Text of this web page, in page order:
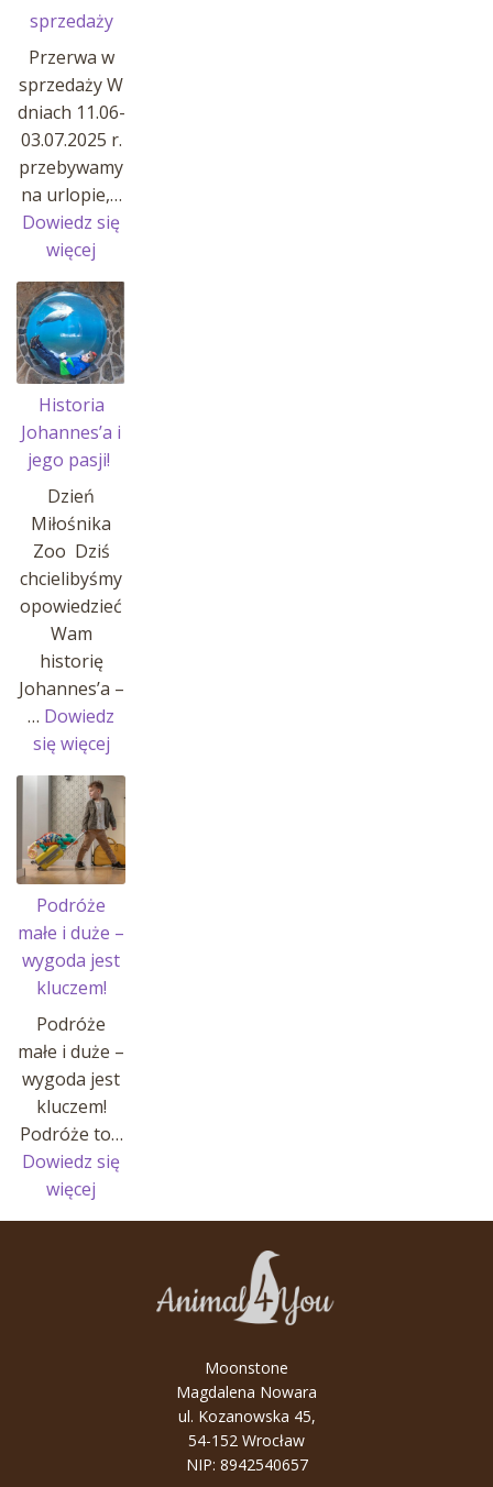
sprzedaży
Przerwa w
sprzedaży W
dniach 11.06-
03.07.2025 r.
przebywamy
na urlopie,…
Dowiedz się
więcej
Przerwa
w
sprzedaży
Historia
Johannes’a i
jego pasji!
Dzień
Miłośnika
Zoo Dziś
chcielibyśmy
opowiedzieć
Wam
historię
Johannes’a –
… Dowiedz
się więcej:
Historia
Johannes’a
i
jego
pasji!
Podróże
małe i duże –
wygoda jest
kluczem!
Podróże
małe i duże –
wygoda jest
kluczem!
Podróże to…
Dowiedz się
więcej
Podróże
Moonstone
Magdalena Nowara
ul. Kozanowska 45,
54-152 Wrocław
NIP: 8942540657